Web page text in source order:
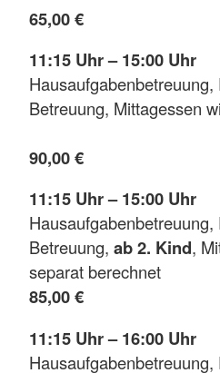
65,00 €
11:15 Uhr – 15:00 Uhr
Betreuung, Mittagessen
90,00 €
11:15 Uhr – 15:00 Uhr
Betreuung, ab 2. Kind,
separat berechnet
85,00 €
11:15 Uhr – 16:00 Uhr